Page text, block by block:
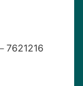
7621216